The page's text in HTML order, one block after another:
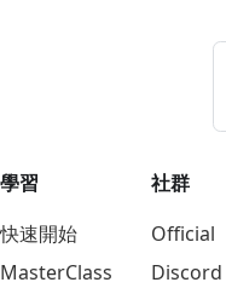
學習
快速開始
MasterClass
社群
Official
Discord